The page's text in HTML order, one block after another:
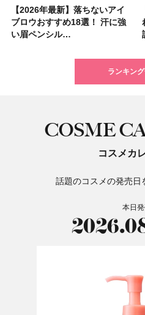
【2026年最新】落ちないアイ
ブロウおすすめ18選！ 汗に強
い眉ペンシル…
【2026夏】「ハリ・たるみケ
ア」ランキングTOP5！＜マキ
アビューティ…
【2026年最新】落ちないアイ
ブロウおすすめ18選！ 汗に強
い眉ペンシル…
【2026年】ボディ用日焼け止
めUVのおすすめ20選！ この夏
注目の人気…
【板野友美さんの美活】「最
近、下の歯の矯正を再開したん
です」オーラルケア…
【2026年夏】小顔に見えるボ
ブの髪型37選！ レイヤー・切
りっぱなしな…
石井美保さん祝50歳！ アニバ
ーサリーイベントに込めた思
い、今夢中なボデ…
【全色レビュー】ケイト メロ
ウブラウンアイズ限定色追加！
イエベ・ブルベ別…
ランキン
COSME
コスメカ
話題のコスメの発売日
本日